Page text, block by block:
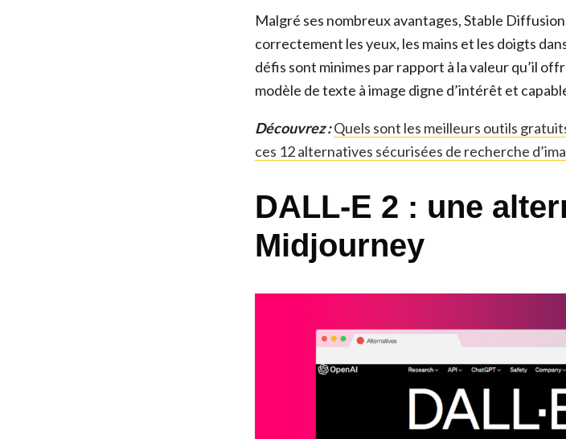
Malgré ses nombreux avantages, Stable Diffusion
correctement les yeux, les mains et les doigts
défis sont minimes par rapport à la valeur qu’il
modèle de texte à image digne d’intérêt et
Découvrez :Quels sont les meilleurs outils
ces 12 alternatives sécurisées de recherche
DALL-E 2 : une
Midjourney